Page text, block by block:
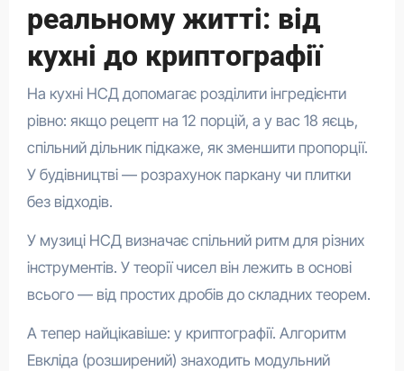
реальному житті: від
кухні до криптографії
На кухні НСД допомагає розділити інгредієнти
рівно: якщо рецепт на 12 порцій, а у вас 18 яєць,
спільний дільник підкаже, як зменшити пропорції.
У будівництві — розрахунок паркану чи плитки
без відходів.
У музиці НСД визначає спільний ритм для різних
інструментів. У теорії чисел він лежить в основі
всього — від простих дробів до складних теорем.
А тепер найцікавіше: у криптографії. Алгоритм
Евкліда (розширений) знаходить модульний